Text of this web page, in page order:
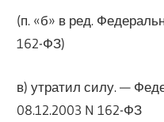
(п. «б» в ред.
162-ФЗ)
в) утратил силу. —
08.12.2003 N 162-ФЗ